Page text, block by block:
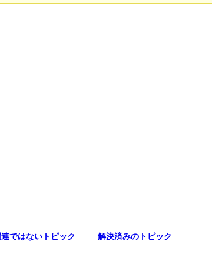
ではないトピック 解決済みのトピック